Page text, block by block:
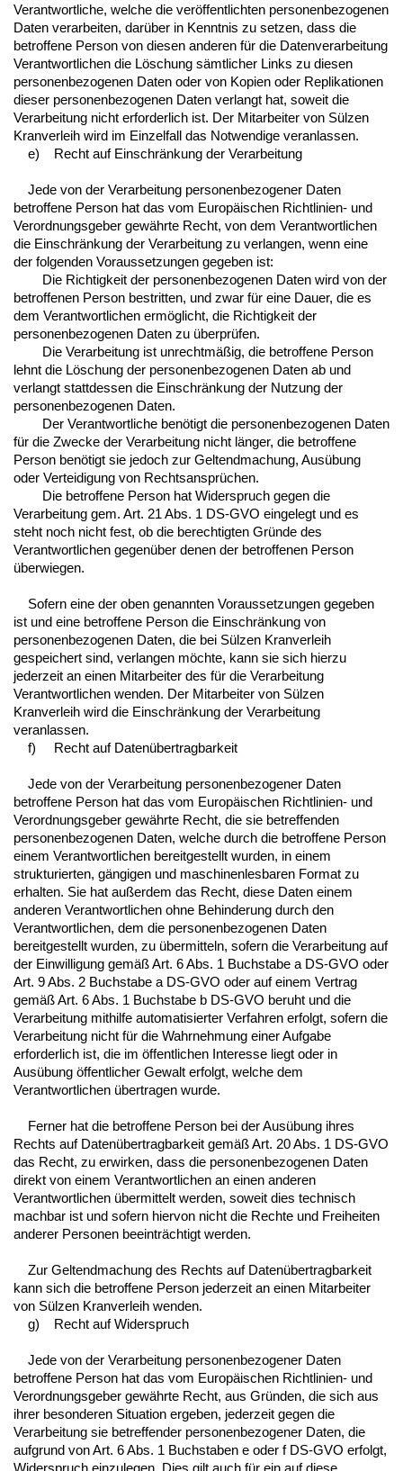
Verantwortliche, welche die veröffentlichten personenbezogenen
Daten verarbeiten, darüber in Kenntnis zu setzen, dass die
betroffene Person von diesen anderen für die Datenverarbeitung
Verantwortlichen die Löschung sämtlicher Links zu diesen
personenbezogenen Daten oder von Kopien oder Replikationen
dieser personenbezogenen Daten verlangt hat, soweit die
Verarbeitung nicht erforderlich ist. Der Mitarbeiter von Sülzen
Kranverleih wird im Einzelfall das Notwendige veranlassen.
e) Recht auf Einschränkung der Verarbeitung
Jede von der Verarbeitung personenbezogener Daten
betroffene Person hat das vom Europäischen Richtlinien- und
Verordnungsgeber gewährte Recht, von dem Verantwortlichen
die Einschränkung der Verarbeitung zu verlangen, wenn eine
der folgenden Voraussetzungen gegeben ist:
Die Richtigkeit der personenbezogenen Daten wird von der
betroffenen Person bestritten, und zwar für eine Dauer, die es
dem Verantwortlichen ermöglicht, die Richtigkeit der
personenbezogenen Daten zu überprüfen.
Die Verarbeitung ist unrechtmäßig, die betroffene Person
lehnt die Löschung der personenbezogenen Daten ab und
verlangt stattdessen die Einschränkung der Nutzung der
personenbezogenen Daten.
Der Verantwortliche benötigt die personenbezogenen Daten
für die Zwecke der Verarbeitung nicht länger, die betroffene
Person benötigt sie jedoch zur Geltendmachung, Ausübung
oder Verteidigung von Rechtsansprüchen.
Die betroffene Person hat Widerspruch gegen die
Verarbeitung gem. Art. 21 Abs. 1 DS-GVO eingelegt und es
steht noch nicht fest, ob die berechtigten Gründe des
Verantwortlichen gegenüber denen der betroffenen Person
überwiegen.
Sofern eine der oben genannten Voraussetzungen gegeben
ist und eine betroffene Person die Einschränkung von
personenbezogenen Daten, die bei Sülzen Kranverleih
gespeichert sind, verlangen möchte, kann sie sich hierzu
jederzeit an einen Mitarbeiter des für die Verarbeitung
Verantwortlichen wenden. Der Mitarbeiter von Sülzen
Kranverleih wird die Einschränkung der Verarbeitung
veranlassen.
f) Recht auf Datenübertragbarkeit
Jede von der Verarbeitung personenbezogener Daten
betroffene Person hat das vom Europäischen Richtlinien- und
Verordnungsgeber gewährte Recht, die sie betreffenden
personenbezogenen Daten, welche durch die betroffene Person
einem Verantwortlichen bereitgestellt wurden, in einem
strukturierten, gängigen und maschinenlesbaren Format zu
erhalten. Sie hat außerdem das Recht, diese Daten einem
anderen Verantwortlichen ohne Behinderung durch den
Verantwortlichen, dem die personenbezogenen Daten
bereitgestellt wurden, zu übermitteln, sofern die Verarbeitung auf
der Einwilligung gemäß Art. 6 Abs. 1 Buchstabe a DS-GVO oder
Art. 9 Abs. 2 Buchstabe a DS-GVO oder auf einem Vertrag
gemäß Art. 6 Abs. 1 Buchstabe b DS-GVO beruht und die
Verarbeitung mithilfe automatisierter Verfahren erfolgt, sofern die
Verarbeitung nicht für die Wahrnehmung einer Aufgabe
erforderlich ist, die im öffentlichen Interesse liegt oder in
Ausübung öffentlicher Gewalt erfolgt, welche dem
Verantwortlichen übertragen wurde.
Ferner hat die betroffene Person bei der Ausübung ihres
Rechts auf Datenübertragbarkeit gemäß Art. 20 Abs. 1 DS-GVO
das Recht, zu erwirken, dass die personenbezogenen Daten
direkt von einem Verantwortlichen an einen anderen
Verantwortlichen übermittelt werden, soweit dies technisch
machbar ist und sofern hiervon nicht die Rechte und Freiheiten
anderer Personen beeinträchtigt werden.
Zur Geltendmachung des Rechts auf Datenübertragbarkeit
kann sich die betroffene Person jederzeit an einen Mitarbeiter
von Sülzen Kranverleih wenden.
g) Recht auf Widerspruch
Jede von der Verarbeitung personenbezogener Daten
betroffene Person hat das vom Europäischen Richtlinien- und
Verordnungsgeber gewährte Recht, aus Gründen, die sich aus
ihrer besonderen Situation ergeben, jederzeit gegen die
Verarbeitung sie betreffender personenbezogener Daten, die
aufgrund von Art. 6 Abs. 1 Buchstaben e oder f DS-GVO erfolgt,
Widerspruch einzulegen. Dies gilt auch für ein auf diese